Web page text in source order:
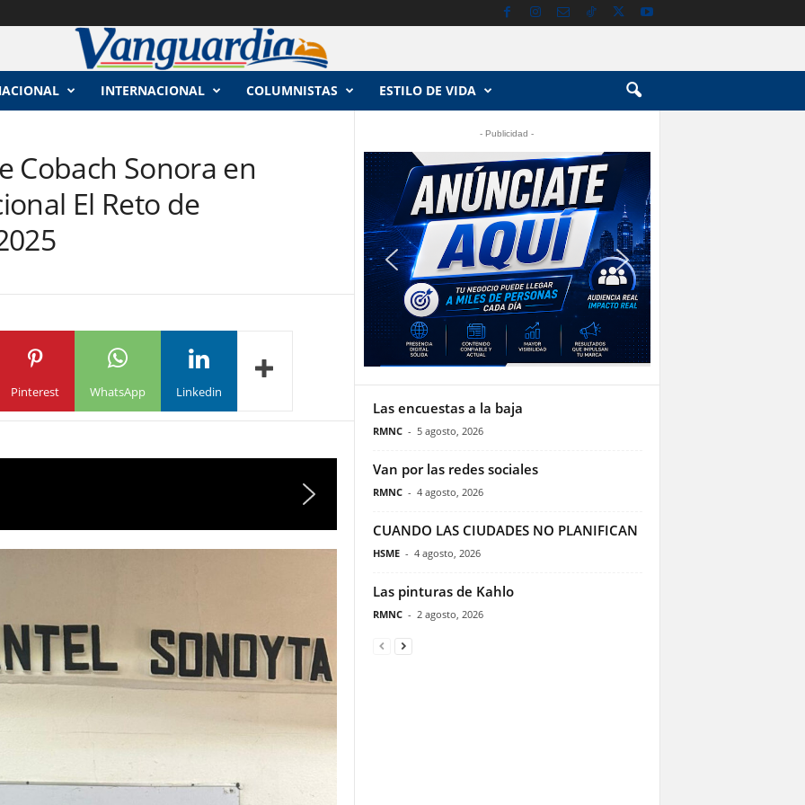
INTERNACIONAL COLUMNISTAS ESTILO DE VIDA
Cobach Sonora en
El Reto de
Pinterest WhatsApp Linkedin
- Publicidad -
Las encuestas a la baja
RMNC - 5 agosto, 2026
Van por las redes sociales
RMNC - 4 agosto, 2026
CUANDO LAS CIUDADES NO PLANIFICAN
HSME - 4 agosto, 2026
Las pinturas de Kahlo
RMNC - 2 agosto, 2026